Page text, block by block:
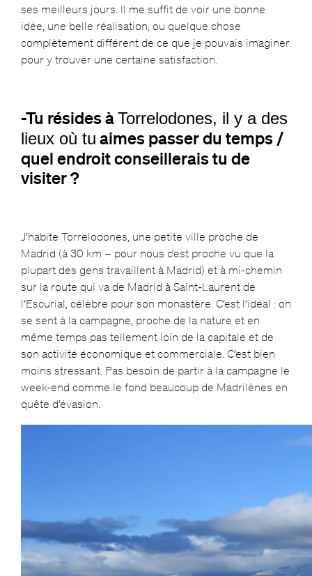
ses meilleurs jours. Il me suffit de voir une bonne
idée, une belle réalisation, ou quelque chose
complètement différent de ce que je pouvais imaginer
pour y trouver une certaine satisfaction.
-Tu résides àTorrelodones, il y a des
lieux où tu aimes passer du temps /
quel endroit conseillerais tu de
visiter ?
J’habite Torrelodones, une petite ville proche de
Madrid (à 30 km – pour nous c’est proche vu que la
plupart des gens travaillent à Madrid) et à mi-chemin
sur la route qui va de Madrid à Saint-Laurent de
l’Escurial, célèbre pour son monastère. C’est l’idéal : on
se sent à la campagne, proche de la nature et en
même temps pas tellement loin de la capitale et de
son activité économique et commerciale. C’est bien
moins stressant. Pas besoin de partir à la campagne le
week-end comme le fond beaucoup de Madrilènes en
quête d’évasion.